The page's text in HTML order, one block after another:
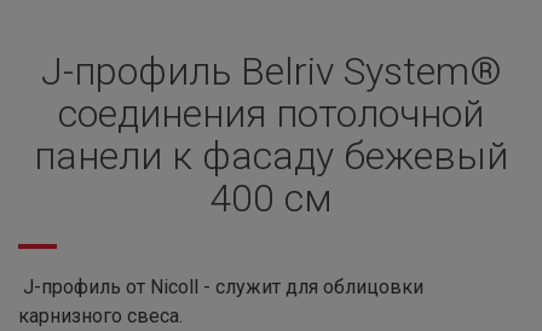
J-профиль Belriv System®
соединения потолочной
панели к фасаду бежевый
400 см
J-профиль от Nicoll - служит для облицовки
карнизного свеса.